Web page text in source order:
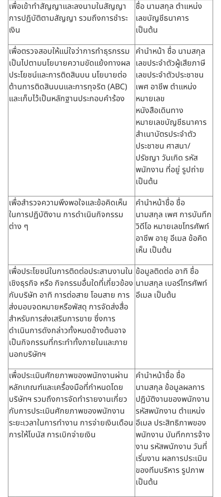
เพื่อเข้าทำสัญญาและลงนามในสัญญา
การปฏิบัติตามสัญญา รวมถึงการชำระ
เงิน
ชื่อ นามสกุล ตำแหน่ง
เลขบัญชีธนาคาร
เป็นต้น
เพื่อตรวจสอบให้แน่ใจว่าการทำธุรกรรม
เป็นไปตามนโยบายความขัดแย้งทางผล
ประโยชน์และการติดสินบน นโยบายต่อ
ต้านการติดสินบนและการทุจริต (ABC)
และเก็บไว้เป็นหลักฐานประกอบคำร้อง
คำนำหน้า ชื่อ นามสกุล
เลขประจำตัวผู้เสียภาษี
เลขประจำตัวประชาชน
เพศ อาชีพ ตำแหน่ง
หมายเลข
หนังสือเดินทาง
หมายเลขบัญชีธนาคาร
สำเนาบัตรประจำตัว
ประชาชน ศาสนา/
ปรัชญา วันเกิด รหัส
พนักงาน ที่อยู่ รูปถ่าย
เป็นต้น
เพื่อสำรวจความพึงพอใจและข้อคิดเห็น
ในการปฏิบัติงาน การดำเนินกิจกรรม
ต่าง ๆ
คำนำหน้าชื่อ ชื่อ
นามสกุล เพศ การบันทึก
วิดีโอ หมายเลขโทรศัพท์
อาชีพ อายุ อีเมล ข้อคิด
เห็น เป็นต้น
เพื่อประโยชน์ในการติดต่อประสานงานใน
เชิงธุรกิจ หรือ กิจกรรมอื่นใดที่เกี่ยวข้อง
กับบริษัท อาทิ การต่อสาย โอนสาย การ
ส่งมอบจดหมายหรือพัสดุ การจัดส่งสื่อ
สำหรับการส่งเสริมการขาย ซึ่งการ
ดำเนินการดังกล่าวทั้งหมดข้างต้นอาจ
เป็นกิจกรรมที่กระทำทั้งภายในและภาย
นอกบริษัทฯ
ข้อมูลติดต่อ อาทิ ชื่อ
นามสกุล เบอร์โทรศัพท์
อีเมล เป็นต้น
เพื่อประเมินศักยภาพของพนักงานผ่าน
หลักเกณฑ์และเครื่องมือที่กำหนดโดย
บริษัทฯ รวมถึงการจัดทำรายงานเกี่ยว
กับการประเมินศักยภาพของพนักงาน
ระยะเวลาในการทำงาน การจ่ายเงินเดือน
การให้โบนัส การเบิกจ่ายเงิน
คำนำหน้าชื่อ ชื่อ
นามสกุล ข้อมูลผลการ
ปฏิบัติงานของพนักงาน
รหัสพนักงาน ตำแหน่ง
อีเมล ประสิทธิภาพของ
พนักงาน บันทึกการจ้าง
งาน รหัสพนักงาน วันที่
เริ่มงาน ผลการประเมิน
ของทีมบริหาร รูปภาพ
เป็นต้น